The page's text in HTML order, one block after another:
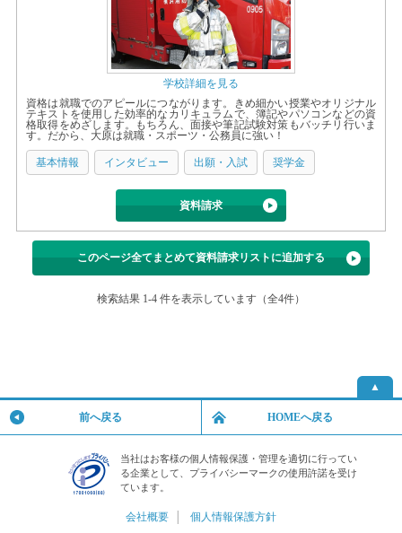
学校詳細を見る
資格は就職でのアピールにつながります。きめ細かい授業やオリジナル
テキストを使用した効率的なカリキュラムで、簿記やパソコンなどの資
格取得をめざします。もちろん、面接や筆記試験対策もバッチリ行いま
す。だから、大原は就職・スポーツ・公務員に強い！
基本情報 インタビュー 出願・入試 奨学金
資料請求
このページ全てまとめて資料請求リストに追加する
検索結果 1-4 件を表示しています（全4件）
▲
前へ戻る HOMEへ戻る
当社はお客様の個人情報保護・管理を適切に行ってい
る企業として、プライバシーマークの使用許諾を受け
ています。
会社概要 個人情報保護方針